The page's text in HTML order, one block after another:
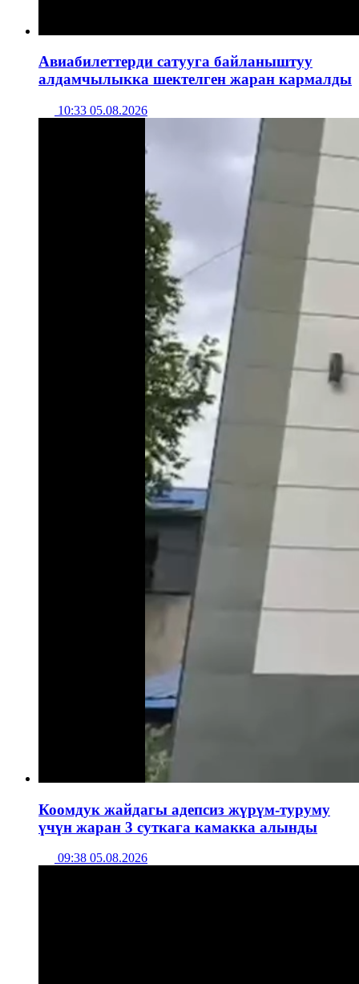
Авиабилеттерди сатууга байланыштуу
алдамчылыкка шектелген жаран кармалды
10:33 05.08.2026
Коомдук жайдагы адепсиз жүрүм-туруму
үчүн жаран 3 суткага камакка алынды
09:38 05.08.2026